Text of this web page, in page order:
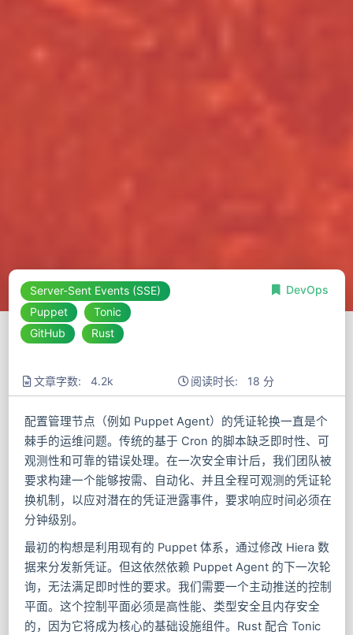
Server-Sent Events (SSE)
Puppet
Tonic
GitHub
Rust
DevOps
文章字数: 4.2k 阅读时长: 18 分
配置管理节点（例如 Puppet Agent）的凭证轮换一直是个
棘手的运维问题。传统的基于 Cron 的脚本缺乏即时性、可
观测性和可靠的错误处理。在一次安全审计后，我们团队被
要求构建一个能够按需、自动化、并且全程可观测的凭证轮
换机制，以应对潜在的凭证泄露事件，要求响应时间必须在
分钟级别。
最初的构想是利用现有的 Puppet 体系，通过修改 Hiera 数
据来分发新凭证。但这依然依赖 Puppet Agent 的下一次轮
询，无法满足即时性的要求。我们需要一个主动推送的控制
平面。这个控制平面必须是高性能、类型安全且内存安全
的，因为它将成为核心的基础设施组件。Rust 配合 Tonic